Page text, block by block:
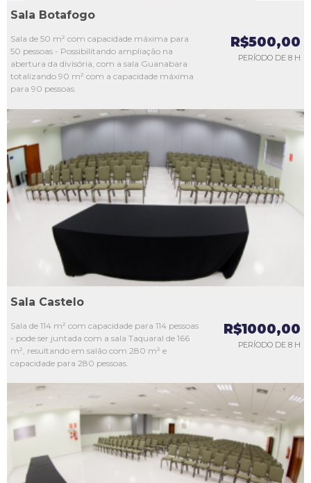
Sala Botafogo
Sala de 50 m² com capacidade máxima para
50 pessoas - Possibilitando ampliação na
abertura da divisória, com a sala Guanabara
totalizando 90 m² com a capacidade máxima
para 90 pessoas.
R$500,00
PERÍODO DE 8 H
L2
L3
L4
Sala Castelo
Sala de 114 m² com capacidade para 114 pessoas
- pode ser juntada com a sala Taquaral de 166
m², resultando em salão com 280 m² e
capacidade para 280 pessoas.
R$1000,00
PERÍODO DE 8 H
L3
L4